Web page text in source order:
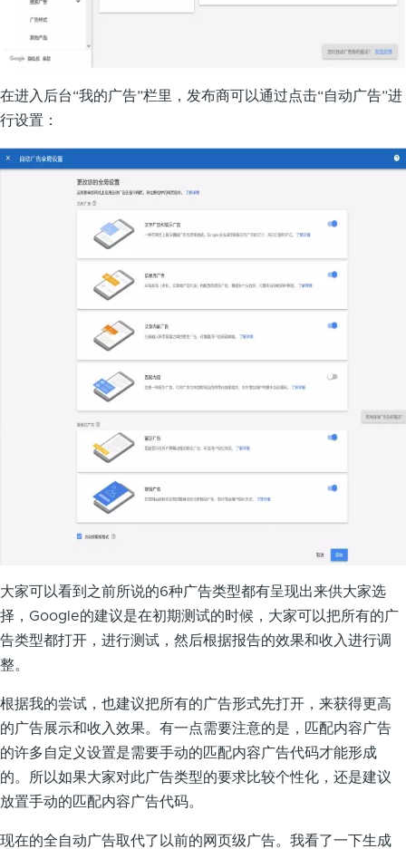
在进入后台“我的广告”栏里，发布商可以通过点击“自动广告”进
行设置：
大家可以看到之前所说的6种广告类型都有呈现出来供大家选
择，Google的建议是在初期测试的时候，大家可以把所有的广
告类型都打开，进行测试，然后根据报告的效果和收入进行调
整。
根据我的尝试，也建议把所有的广告形式先打开，来获得更高
的广告展示和收入效果。有一点需要注意的是，匹配内容广告
的许多自定义设置是需要手动的匹配内容广告代码才能形成
的。所以如果大家对此广告类型的要求比较个性化，还是建议
放置手动的匹配内容广告代码。
现在的全自动广告取代了以前的网页级广告。我看了一下生成